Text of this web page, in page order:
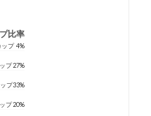
比率
ップ 4%
プ27%
プ33%
プ20%